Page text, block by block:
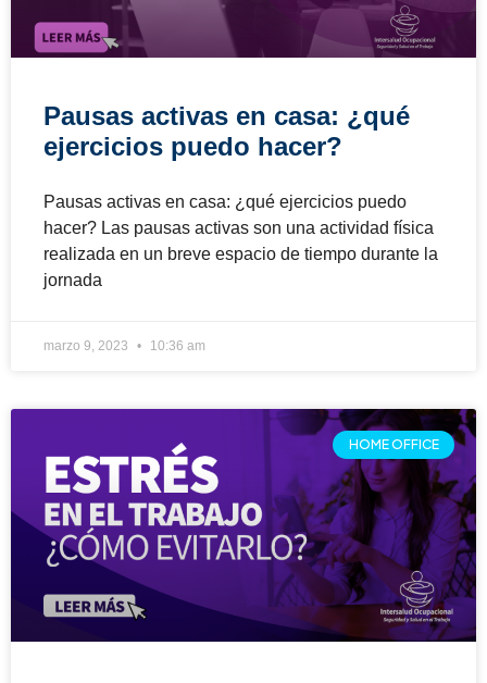
Pausas activas en casa: ¿qué
ejercicios puedo hacer?
Pausas activas en casa: ¿qué ejercicios puedo
hacer? Las pausas activas son una actividad física
realizada en un breve espacio de tiempo durante la
jornada
marzo 9, 2023 10:36 am
HOME OFFICE